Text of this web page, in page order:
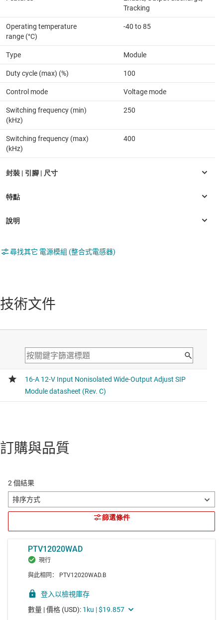
Tracking
Operating temperature
range (°C)
-40 to 85
Type Module
Duty cycle (max) (%) 100
Control mode Voltage mode
Switching frequency (min)
(kHz)
250
Switching frequency (max)
(kHz)
400
尋找其它 電源模組 (整合式電感器)
技術文件
訂購與品質